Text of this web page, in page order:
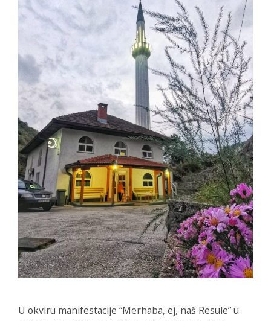
U okviru manifestacije “Merhaba, ej, naš Resule” u